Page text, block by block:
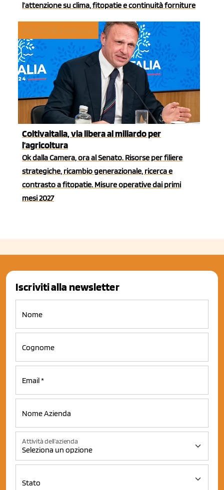
l’attenzione su clima, fitopatie e continuità forniture
Coltivaitalia, via libera al miliardo per
l'agricoltura
Ok dalla Camera, ora al Senato. Risorse per filiere
strategiche, ricambio generazionale, ricerca e
contrasto a fitopatie. Misure operative dai primi
mesi 2027
Iscriviti alla newsletter
Attività dell'azienda